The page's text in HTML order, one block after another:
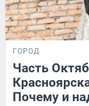
ГОРОД
Часть
Почему и